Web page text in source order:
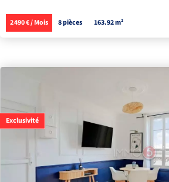
2 490 € / Mois 8 pièces 163.92 m²
Exclusivité